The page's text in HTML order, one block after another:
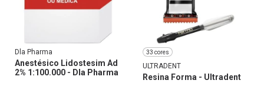
Dla Pharma
Anestésico Lidostesim Ad
2% 1:100.000 - Dla Pharma
33 cores
ULTRADENT
Resina Forma - Ultradent